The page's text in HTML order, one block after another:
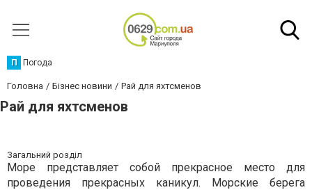
П Погода
Головна Бізнес новини Рай для яхтсменов
Рай для яхтсменов
Загальний розділ
Море представляет собой прекрасное место для
проведения прекрасных каникул. Морские берега